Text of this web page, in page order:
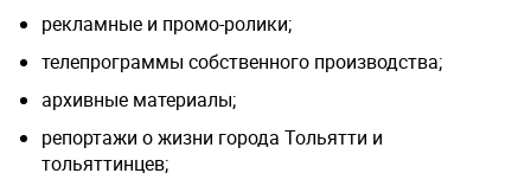
рекламные и промо-ролики;
телепрограммы собственного производства;
архивные материалы;
репортажи о жизни города Тольятти и
тольяттинцев;